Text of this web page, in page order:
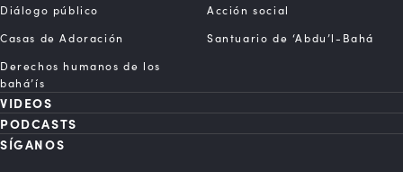
Diálogo público
Acción social
Casas de Adoración
Santuario de ‘Abdu’l-Bahá
Derechos humanos de los
bahá’ís
VIDEOS
PODCASTS
SÍGANOS